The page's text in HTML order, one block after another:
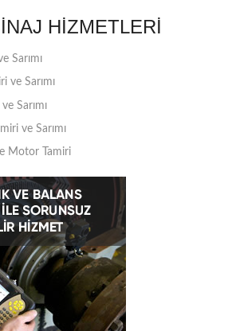
HIZMETLERI
Sarımı
ve Sarımı
Sarımı
ve Sarımı
Motor Tamiri